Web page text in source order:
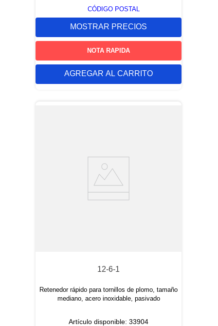
CÓDIGO POSTAL
MOSTRAR PRECIOS
NOTA RAPIDA
AGREGAR AL CARRITO
12-6-1
Retenedor rápido para tornillos de plomo, tamaño
mediano, acero inoxidable, pasivado
Artículo disponible: 33904